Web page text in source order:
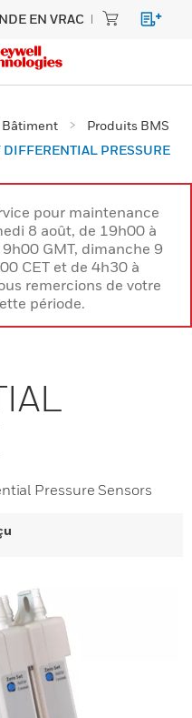
EN VRAC
Bâtiment
Produits BMS
DIFFERENTIAL PRESSURE
pour maintenance
8 août, de 19h00 à
GMT, dimanche 9
CET et de 4h30 à
remercions de votre
période.
Pressure Sensors